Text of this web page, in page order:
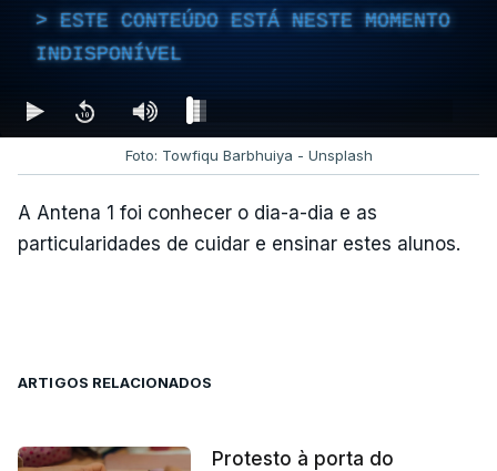
ESTE CONTEÚDO ESTÁ NESTE MOMENTO
INDISPONÍVEL
Foto: Towfiqu Barbhuiya - Unsplash
A Antena 1 foi conhecer o dia-a-dia e as
particularidades de cuidar e ensinar estes alunos.
ARTIGOS RELACIONADOS
Protesto à porta do